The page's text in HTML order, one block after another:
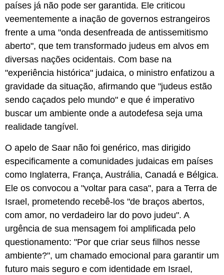
países já não pode ser garantida. Ele criticou
veementemente a inação de governos estrangeiros
frente a uma "onda desenfreada de antissemitismo
aberto", que tem transformado judeus em alvos em
diversas nações ocidentais. Com base na
"experiência histórica" judaica, o ministro enfatizou a
gravidade da situação, afirmando que "judeus estão
sendo caçados pelo mundo" e que é imperativo
buscar um ambiente onde a autodefesa seja uma
realidade tangível.
O apelo de Saar não foi genérico, mas dirigido
especificamente a comunidades judaicas em países
como Inglaterra, França, Austrália, Canadá e Bélgica.
Ele os convocou a "voltar para casa", para a Terra de
Israel, prometendo recebê-los "de braços abertos,
com amor, no verdadeiro lar do povo judeu". A
urgência de sua mensagem foi amplificada pelo
questionamento: "Por que criar seus filhos nesse
ambiente?", um chamado emocional para garantir um
futuro mais seguro e com identidade em Israel,